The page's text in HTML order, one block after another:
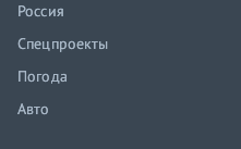
Россия
Спецпроекты
Погода
Авто